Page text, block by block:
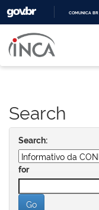
COMUNICA BR
navigation
Search
Search:
for